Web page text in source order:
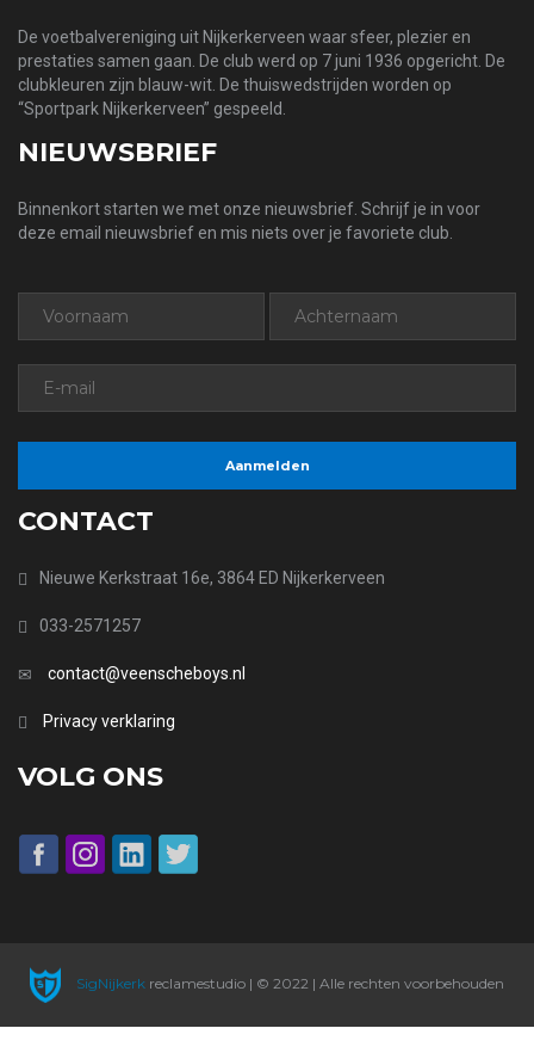
De voetbalvereniging uit Nijkerkerveen waar sfeer, plezier en
prestaties samen gaan. De club werd op 7 juni 1936 opgericht. De
clubkleuren zijn blauw-wit. De thuiswedstrijden worden op
“Sportpark Nijkerkerveen” gespeeld.
NIEUWSBRIEF
Binnenkort starten we met onze nieuwsbrief. Schrijf je in voor
deze email nieuwsbrief en mis niets over je favoriete club.
CONTACT
Nieuwe Kerkstraat 16e, 3864 ED Nijkerkerveen
033-2571257
contact@veenscheboys.nl
Privacy verklaring
VOLG ONS
SigNijkerkreclamestudio | © 2022 | Alle rechten voorbehouden